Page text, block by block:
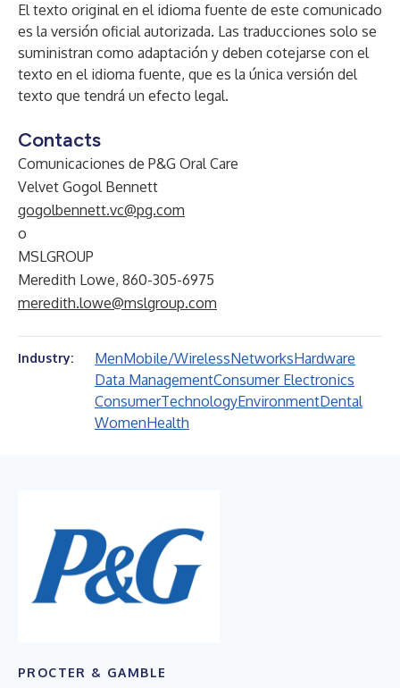
El texto original en el idioma fuente de este comunicado
es la versión oficial autorizada. Las traducciones solo se
suministran como adaptación y deben cotejarse con el
texto en el idioma fuente, que es la única versión del
texto que tendrá un efecto legal.
Contacts
Comunicaciones de P&G Oral Care
Velvet Gogol Bennett
gogolbennett.vc@pg.com
o
MSLGROUP
Meredith Lowe, 860-305-6975
meredith.lowe@mslgroup.com
Industry: MenMobile/WirelessNetworksHardware
Data ManagementConsumer Electronics
ConsumerTechnologyEnvironmentDental
WomenHealth
PROCTER & GAMBLE